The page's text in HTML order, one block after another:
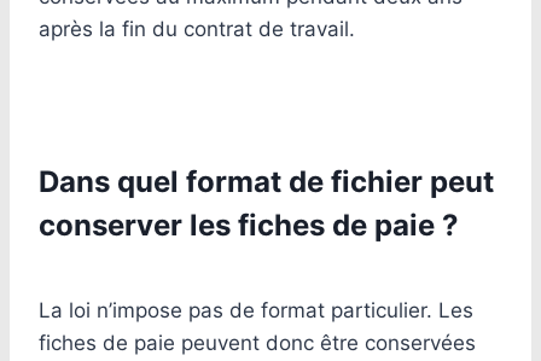
après la fin du contrat de travail.
Dans quel format de fichier peut
conserver les fiches de paie ?
La loi n’impose pas de format particulier. Les
fiches de paie peuvent donc être conservées